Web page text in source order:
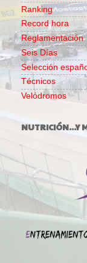
Ranking
Record hora
Reglamentación
Seis Días
Selección
Técnicos
Velódromos
NUTRICIÓN...Y